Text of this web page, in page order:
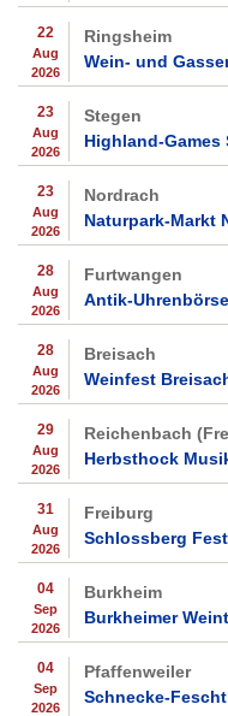
22
Aug
2026
Ringsheim
Wein- und
23
Aug
2026
Stegen
Highland-Games
23
Aug
2026
Nordrach
Naturpark-Markt
28
Aug
2026
Furtwangen
Antik-
28
Aug
2026
Breisach
Weinfest
29
Aug
2026
Reichenbach
Herbsthock
31
Aug
2026
Freiburg
Schlossberg
04
Sep
2026
Burkheim
Burkheimer
04
Sep
2026
Pfaffenweiler
Schnecke-